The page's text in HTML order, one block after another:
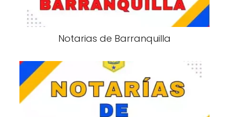
Notarias de Barranquilla